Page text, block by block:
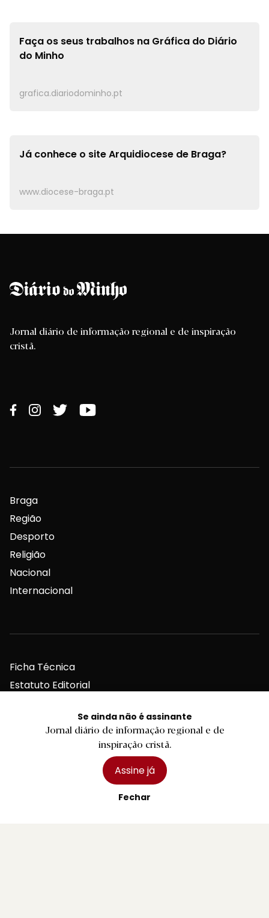
Faça os seus trabalhos na Gráfica do Diário
do Minho
grafica.diariodominho.pt
Já conhece o siteArquidiocese de Braga?
www.diocese-braga.pt
Se ainda não é assinante
Jornal diário de informação regional e de
inspiração cristã.
Assine já
Fechar
Jornal diário de informação regional e de inspiração
cristã.
Braga
Região
Desporto
Religião
Nacional
Internacional
Ficha Técnica
Estatuto Editorial